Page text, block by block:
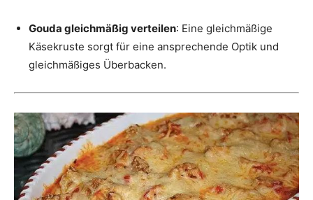
Gouda gleichmäßig verteilen: Eine gleichmäßige
Käsekruste sorgt für eine ansprechende Optik und
gleichmäßiges Überbacken.